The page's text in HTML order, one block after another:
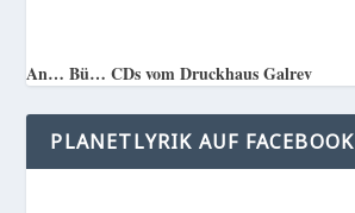
An… Bü… CDs vom Druckhaus Galrev
PLANETLYRIK AUF FACEBOOK